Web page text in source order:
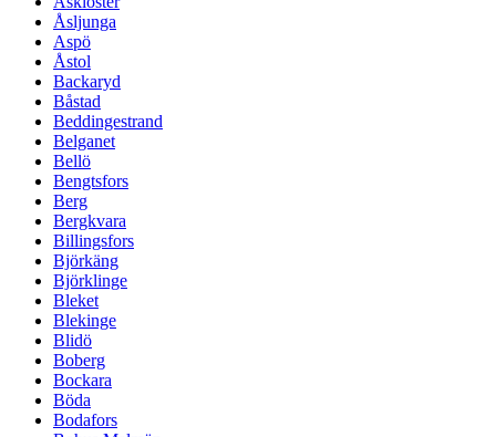
Åsljunga
Aspö
Åstol
Backaryd
Båstad
Beddingestrand
Belganet
Bellö
Bengtsfors
Berg
Bergkvara
Billingsfors
Björkäng
Björklinge
Bleket
Blekinge
Blidö
Boberg
Bockara
Böda
Bodafors